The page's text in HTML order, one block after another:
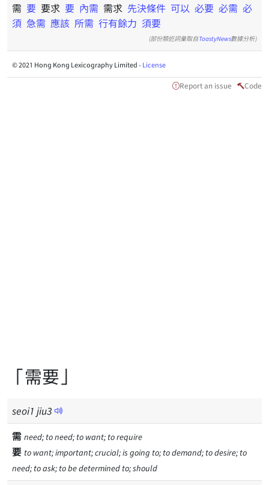
需 要 要求 要 內需 需求 先決條件 可以 必要 必需 必
須 急需 應該 所需 行有餘力 須要
(部份類近詞彙取自ToastyNews數據分析)
© 2021 Hong Kong Lexicography Limited -License
Report an issue Code
「需要」
seoi1 jiu3
需 need; to need; to want; to require
要 to want; important; crucial; is going to; to demand; to desire; to
need; to ask; to be determined to; should